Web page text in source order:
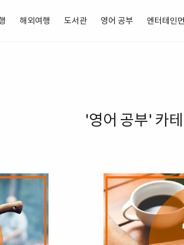
해외여행 도서관 영어 공부 엔터테인
'영어 공부' 카